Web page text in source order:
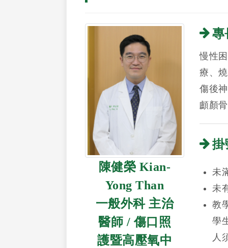
陳健榮 Kian-
Yong Than
一般外科 主治
醫師 / 傷口照
護暨高壓氧中
專
慢性
療、
傷後
顱顏
掛
未
未
教
學
人